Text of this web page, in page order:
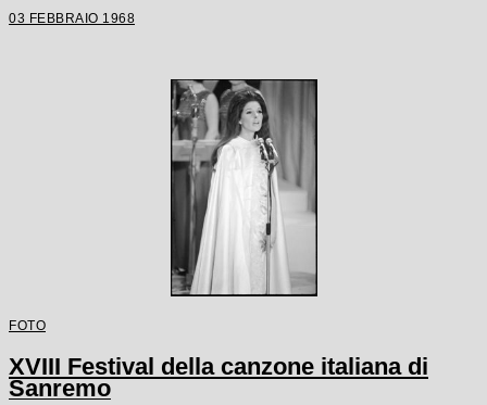
03 FEBBRAIO 1968
FOTO
XVIII Festival della canzone italiana di
Sanremo